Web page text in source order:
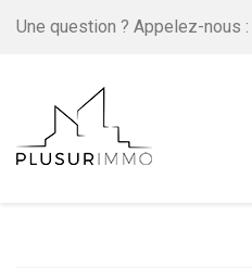
Une question ? Appelez-nous :